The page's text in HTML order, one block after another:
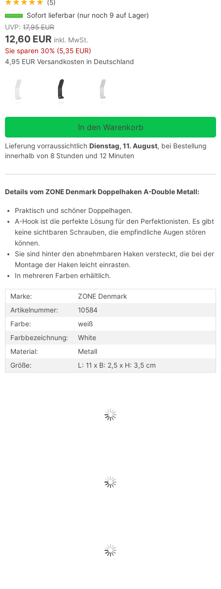
★★★★★ (5)
Sofort lieferbar (nur noch 9 auf Lager)
UVP: 17,95 EUR
12,60 EUR inkl. MwSt.
Sie sparen 30% (5,35 EUR)
4,95 EUR Versandkosten in Deutschland
Lieferung vorraussichtlich Dienstag, 11. August, bei Bestellung
innerhalb von 8 Stunden und 12 Minuten
Details vom ZONE Denmark Doppelhaken A-Double Metall:
Praktisch und schöner Doppelhagen.
A-Hook ist die perfekte Lösung für den Perfektionisten. Es gibt
keine sichtbaren Schrauben, die empfindliche Augen stören
können.
Sie sind hinter den abnehmbaren Haken versteckt, die bei der
Montage der Haken leicht einrasten.
In mehreren Farben erhältlich.
Marke:
ZONE Denmark
Artikelnummer:
10584
Farbe:
weiß
Farbbezeichnung:
White
Material:
Metall
Größe:
L: 11 x B: 2,5 x H: 3,5 cm